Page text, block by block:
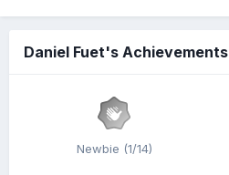
Daniel Fuet's Achievements
Newbie (1/14)